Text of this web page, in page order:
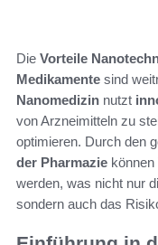
Die Vorteile
Medikamente sind
Nanomedizin nutzt
von Arzneimitteln zu
optimieren. Durch den
der Pharmazie
werden, was nicht nur
sondern auch das